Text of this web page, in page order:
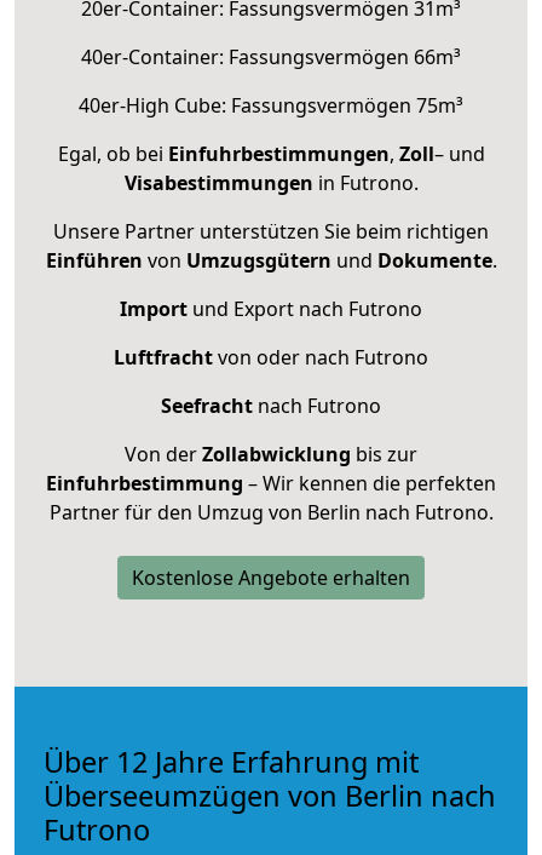
20er-Container: Fassungsvermögen 31m³
40er-Container: Fassungsvermögen 66m³
40er-High Cube: Fassungsvermögen 75m³
Egal, ob bei Einfuhrbestimmungen, Zoll– und
Visabestimmungen in Futrono.
Unsere Partner unterstützen Sie beim richtigen
Einführen von Umzugsgütern und Dokumente.
Import und Export nach Futrono
Luftfrachtvon oder nach Futrono
Seefracht nach Futrono
Von derZollabwicklung bis zur
Einfuhrbestimmung – Wir kennen die perfekten
Partner für den Umzug von Berlin nach Futrono.
Kostenlose Angebote erhalten
Über 12 Jahre Erfahrung mit
Überseeumzügen von Berlin nach
Futrono